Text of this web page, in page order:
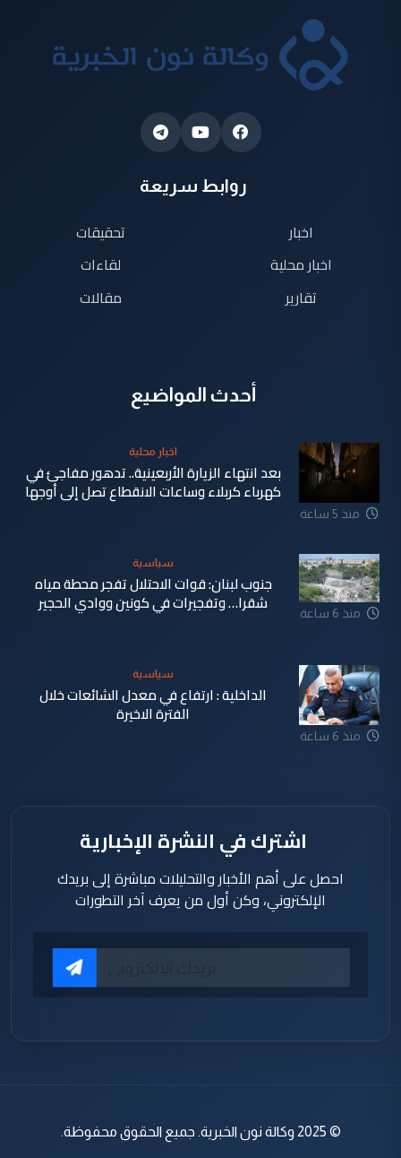
روابط سريعة
اخبار
اخبار محلية
تقارير
تحقيقات
لقاءات
مقالات
أحدث المواضيع
منذ 5 ساعة
اخبار محلية
بعد انتهاء الزيارة الأربعينية.. تدهور مفاجئ في
كهرباء كربلاء وساعات الانقطاع تصل إلى أوجها
منذ 6 ساعة
سياسية
جنوب لبنان: قوات الاحتلال تفجر محطة مياه
شقرا… وتفجيرات في كونين ووادي الحجير
منذ 6 ساعة
سياسية
الداخلية : ارتفاع في معدل الشائعات خلال
الفترة الاخيرة
اشترك في النشرة الإخبارية
احصل على أهم الأخبار والتحليلات مباشرة إلى بريدك
الإلكتروني، وكن أول من يعرف آخر التطورات
© 2025 وكالة نون الخبرية. جميع الحقوق محفوظة.